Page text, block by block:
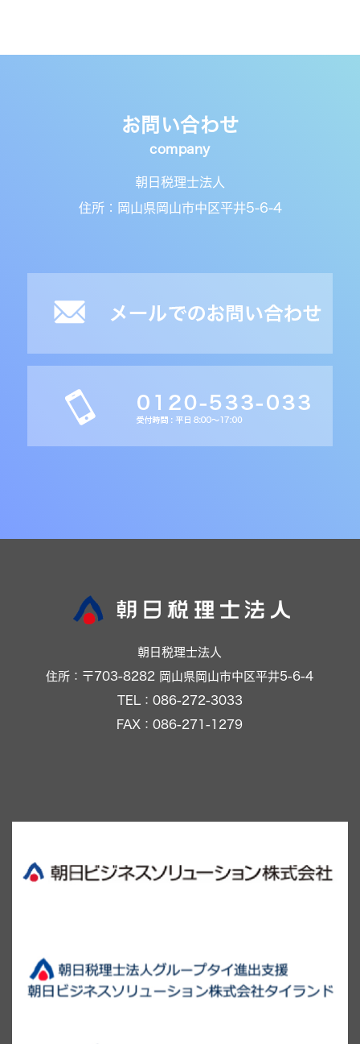
お問い合わせ
朝日税理士法人
住所：岡山県岡山市中区平井5-6-4
朝日税理士法人
住所：〒703-8282 岡山県岡山市中区平井5-6-4
TEL：086-272-3033
FAX：086-271-1279